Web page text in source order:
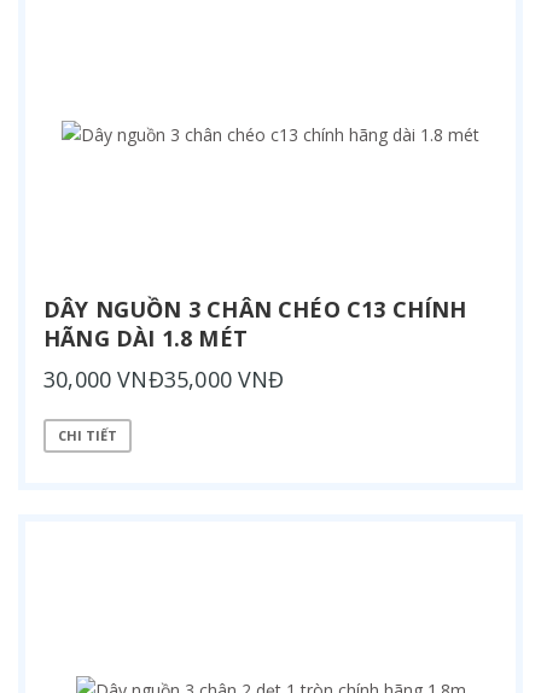
DÂY NGUỒN 3 CHÂN CHÉO C13 CHÍNH
HÃNG DÀI 1.8 MÉT
30,000 VNĐ35,000 VNĐ
CHI TIẾT